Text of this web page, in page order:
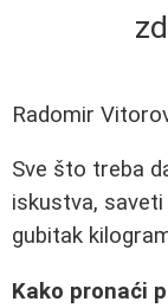
Radomir
Sve što treba
iskustva,
gubitak
Kako pronaći